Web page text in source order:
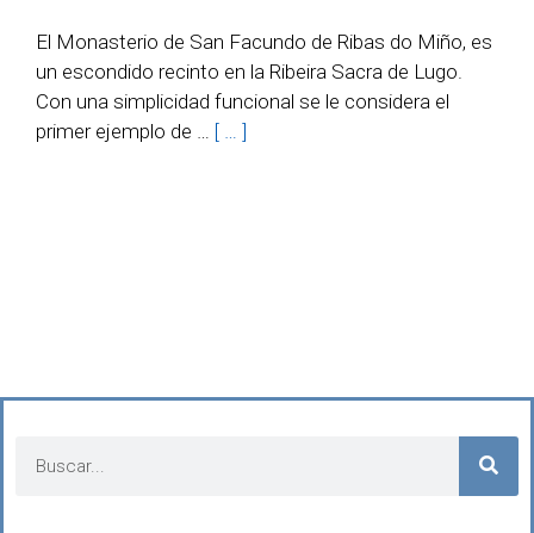
El Monasterio de San Facundo de Ribas do Miño, es
un escondido recinto en la Ribeira Sacra de Lugo.
Con una simplicidad funcional se le considera el
primer ejemplo de … [ … ]